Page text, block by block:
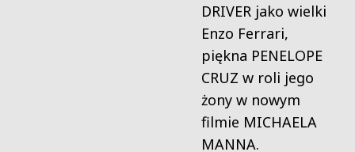
DRIVER jako wielki
Enzo Ferrari,
piękna PENELOPE
CRUZ w roli jego
żony w nowym
filmie MICHAELA
MANNA.